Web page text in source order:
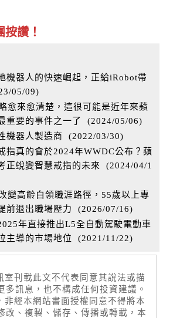
讚！
機器人的快速崛起，正給iRobot帶
05/09)
愈來愈清楚，這很可能是近年來蘋
重要的事件之一了
(2024/05/06)
機器人製造商
(2022/03/30)
指真的會於2024年WWDC公布？蘋
正蛻變智慧戒指的未來
(2024/04/1
變高齡白領職涯路徑，55歲以上專
前退出職場壓力
(2026/07/16)
年直接推出L5全自動駕駛電動車
主導的市場地位
(2021/11/22)
室刊載此文不代表同意其說法或描
多訊息，也不構成任何投資建議。
非經本網站書面授權同意不得將本
改、複製、儲存、傳播或轉載，本